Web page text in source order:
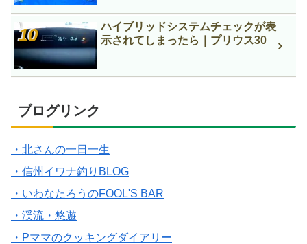
ハイブリッドシステムチェックが表
示されてしまったら｜プリウス30
ブログリンク
・北さんの一日一生
・信州イワナ釣りBLOG
・いわなたろうのFOOL'S BAR
・渓流・悠遊
・Pママのクッキングダイアリー